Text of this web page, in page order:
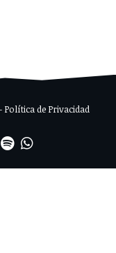
Política de Privacidad